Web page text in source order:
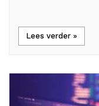
Lees verder »